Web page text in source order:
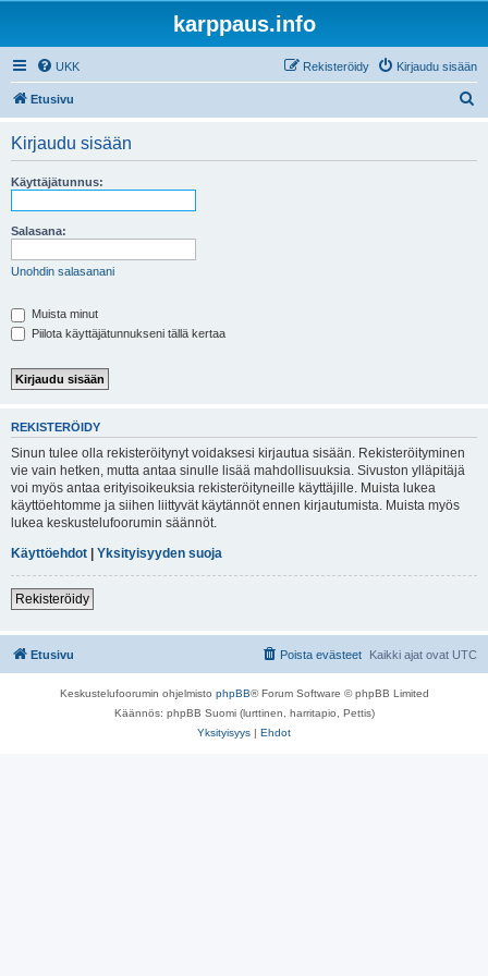
karppaus.info
UKK Kirjaudu sisään
Rekisteröidy
Etusivu
Kirjaudu sisään
Käyttäjätunnus:
Salasana:
Unohdin salasanani
Muista minut
Piilota käyttäjätunnukseni tällä kertaa
REKISTERÖIDY
Sinun tulee olla rekisteröitynyt voidaksesi kirjautua sisään. Rekisteröityminen
vie vain hetken, mutta antaa sinulle lisää mahdollisuuksia. Sivuston ylläpitäjä
voi myös antaa erityisoikeuksia rekisteröityneille käyttäjille. Muista lukea
käyttöehtomme ja siihen liittyvät käytännöt ennen kirjautumista. Muista myös
lukea keskustelufoorumin säännöt.
Käyttöehdot | Yksityisyyden suoja
Rekisteröidy
Etusivu Kaikki ajat ovat UTC
Poista evästeet
Keskustelufoorumin ohjelmisto phpBB® Forum Software © phpBB Limited
Käännös: phpBB Suomi (lurttinen, harritapio, Pettis)
Yksityisyys | Ehdot